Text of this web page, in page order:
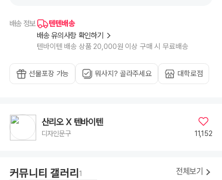
배송 정보
텐텐배송
배송 유의사항 확인하기
텐바이텐 배송 상품 20,000원 이상 구매 시 무료배송
선물포장 가능 뭐사지? 골라주세요 대학로점
산리오 X 텐바이텐
디자인문구 11,152
커뮤니티 갤러리 1 전체보기
11
4